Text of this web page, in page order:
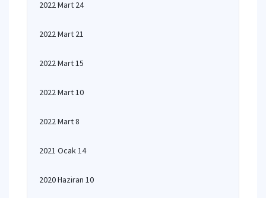
2022 Mart 24
2022 Mart 21
2022 Mart 15
2022 Mart 10
2022 Mart 8
2021 Ocak 14
2020 Haziran 10